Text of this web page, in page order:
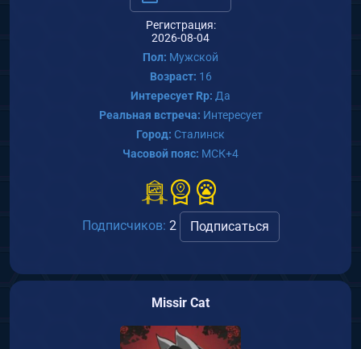
Регистрация:
2026-08-04
Пол: Мужской
Возраст: 16
Интересует Rp: Да
Реальная встреча: Интересует
Город: Сталинск
Часовой пояс: МСК+4
Подписчиков: 2 Подписаться
Missir Cat